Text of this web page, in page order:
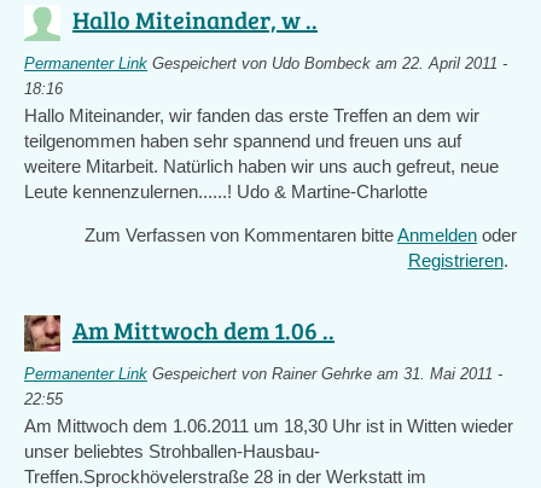
Hallo Miteinander, w ..
Permanenter Link Gespeichert von Udo Bombeck am 22. April 2011 -
18:16
Hallo Miteinander, wir fanden das erste Treffen an dem wir
teilgenommen haben sehr spannend und freuen uns auf
weitere Mitarbeit. Natürlich haben wir uns auch gefreut, neue
Leute kennenzulernen......! Udo & Martine-Charlotte
Zum Verfassen von Kommentaren bitteAnmelden oder
Registrieren.
Am Mittwoch dem 1.06 ..
Permanenter Link Gespeichert von Rainer Gehrke am 31. Mai 2011 -
22:55
Am Mittwoch dem 1.06.2011 um 18,30 Uhr ist in Witten wieder
unser beliebtes Strohballen-Hausbau-
Treffen.Sprockhövelerstraße 28 in der Werkstatt im